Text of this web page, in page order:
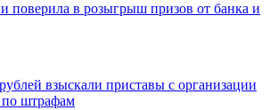
поверила в розыгрыш призов от банка и
взыскали приставы с организации
по штрафам